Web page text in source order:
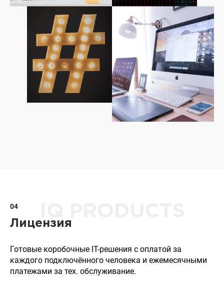
04
Лицензия
Готовые коробочные IT-решения с оплатой за
каждого подключённого человека и ежемесячными
платежами за тех. обслуживание.